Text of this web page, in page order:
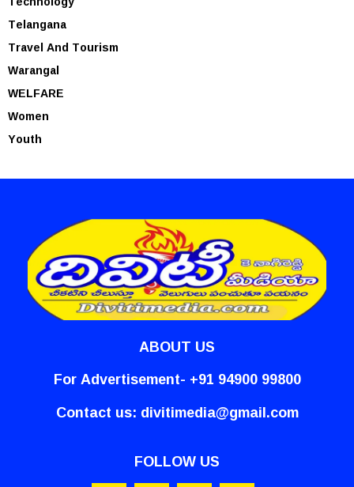
Telangana
Travel And Tourism
Warangal
WELFARE
Women
Youth
ABOUT US
For Advertisement- +91 94900 99800
Contact us: divitimedia@gmail.com
FOLLOW US